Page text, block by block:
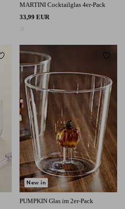
MARTINI Cocktailglas 4er-Pack
33,99 EUR
Zu Favoriten hinzufügen
PUMPKIN Glas im 2er-Pack
New in
Zu